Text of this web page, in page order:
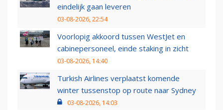
eindelijk gaan leveren
03-08-2026, 22:54
Voorlopig akkoord tussen WestJet en
cabinepersoneel, einde staking in zicht
03-08-2026, 14:40
Turkish Airlines verplaatst komende
winter tussenstop op route naar Sydney
03-08-2026, 14:03